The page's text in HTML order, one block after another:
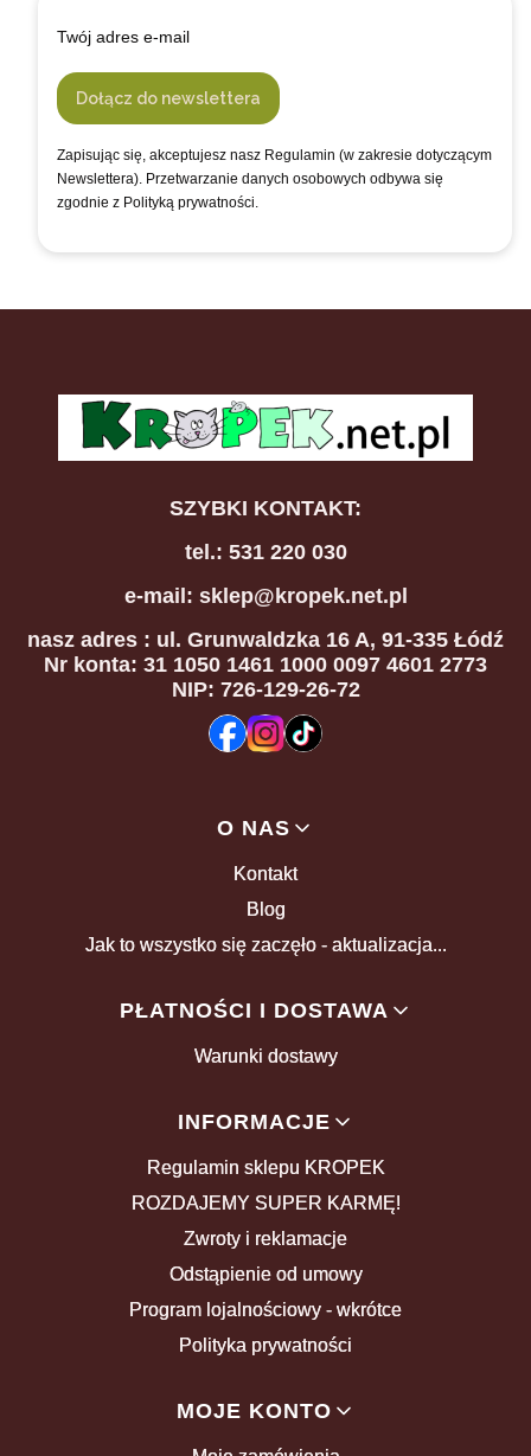
Twój adres e-mail
Dołącz do newslettera
Zapisując się, akceptujesz nasz Regulamin (w zakresie dotyczącym
Newslettera). Przetwarzanie danych osobowych odbywa się
zgodnie z Polityką prywatności.
SZYBKI KONTAKT:
tel.: 531 220 030
e-mail: sklep@kropek.net.pl
nasz adres : ul. Grunwaldzka 16 A, 91-335 Łódź
Nr konta: 31 1050 1461 1000 0097 4601 2773
NIP: 726-129-26-72
O NAS
Kontakt
Blog
Jak to wszystko się zaczęło - aktualizacja...
PŁATNOŚCI I DOSTAWA
Warunki dostawy
INFORMACJE
Regulamin sklepu KROPEK
ROZDAJEMY SUPER KARMĘ!
Zwroty i reklamacje
Odstąpienie od umowy
Program lojalnościowy - wkrótce
Polityka prywatności
MOJE KONTO